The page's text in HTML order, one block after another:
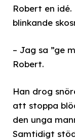
Robert en
blinkande
– Jag sa ”ge
Robert.
Han drog
att stoppa
den unga
Samtidigt